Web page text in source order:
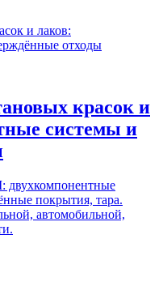
красок и
системы и
двухкомпонентные
покрытия, тара.
автомобильной,